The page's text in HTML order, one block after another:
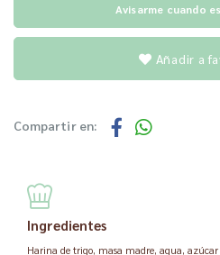
Avisarme cuando
Añadir a
Compartir en:
Ingredientes
Harina de trigo, masa madre, agua,